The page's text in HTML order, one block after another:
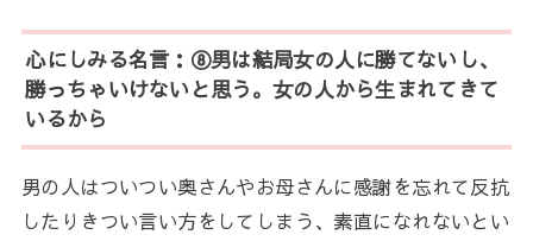
心にしみる名言：⑧男は結局女の人に勝てないし、
勝っちゃいけないと思う。女の人から生まれてきて
いるから
男の人はついつい奥さんやお母さんに感謝を忘れて反抗
したりきつい言い方をしてしまう、素直になれないとい